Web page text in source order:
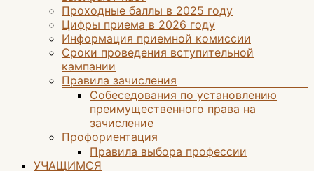
Проходные баллы в 2025 году
Цифры приема в 2026 году
Информация приемной комиссии
Сроки проведения вступительной
кампании
Правила зачисления
Собеседования по установлению
преимущественного права на
зачисление
Профориентация
Правила выбора профессии
УЧАЩИМСЯ